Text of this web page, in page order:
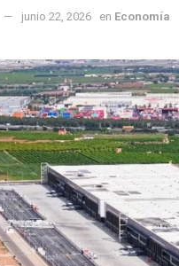
junio 22, 2026 en Economía